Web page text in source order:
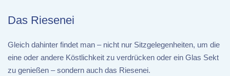
Das Riesenei
Gleich dahinter findet man – nicht nur Sitzgelegenheiten, um die
eine oder andere Köstlichkeit zu verdrücken oder ein Glas Sekt
zu genießen – sondern auch das Riesenei.